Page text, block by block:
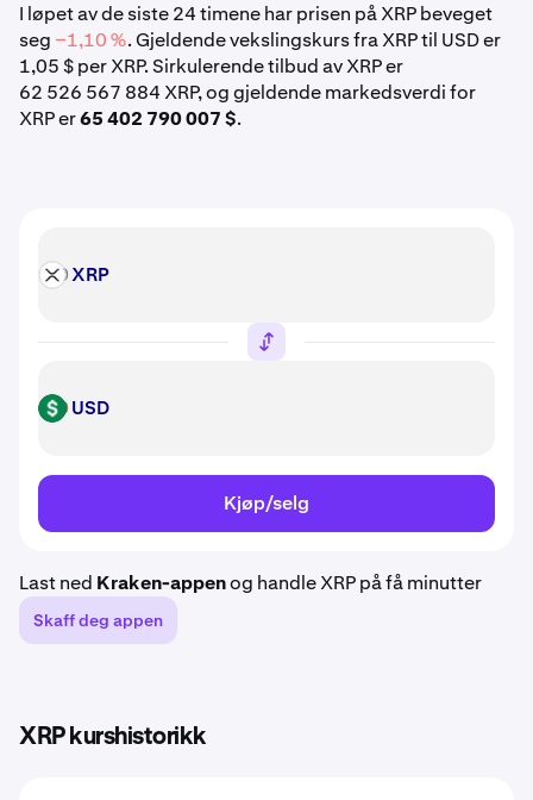
I løpet av de siste 24 timene har prisen på XRP beveget
seg −1,10 %. Gjeldende vekslingskurs fra XRP til USD er
1,05 $ per XRP. Sirkulerende tilbud av XRP er
62 526 567 884 XRP, og gjeldende markedsverdi for
XRP er65 402 790 007 $.
XRP XRP
USD USD
Kjøp/selg
Last ned Kraken-appenog handle XRP på få minutter
Skaff deg appen
XRP kurshistorikk